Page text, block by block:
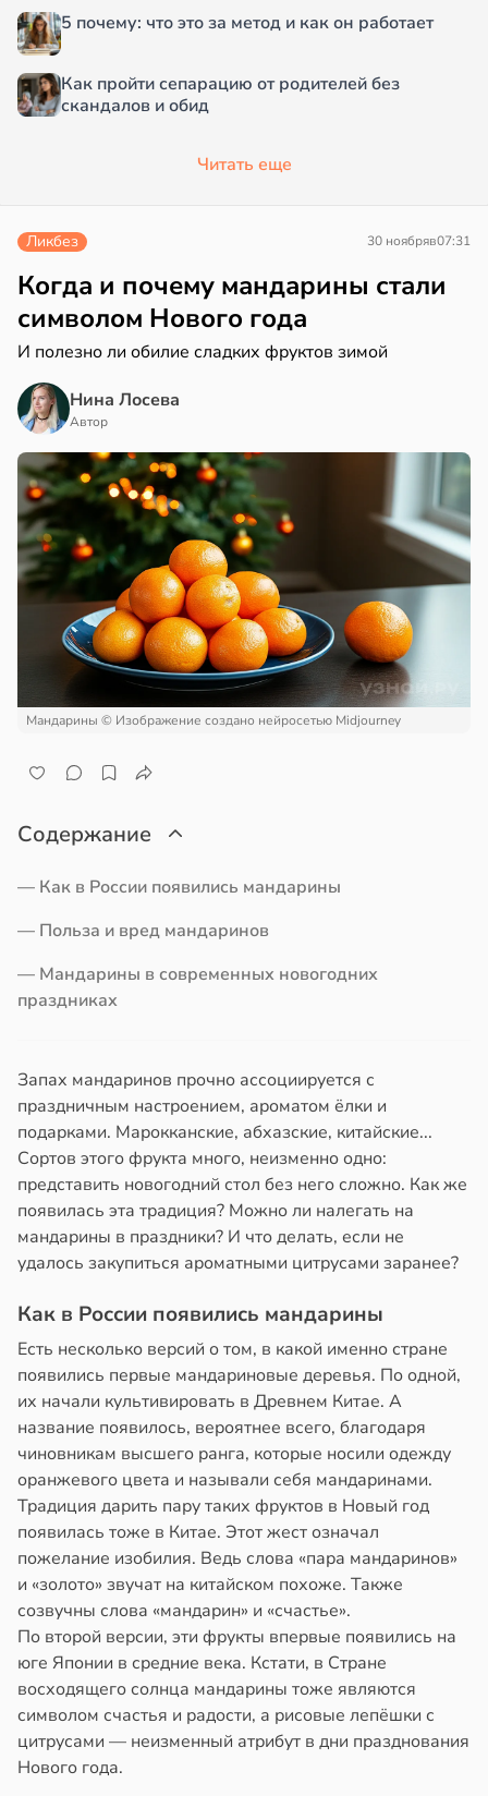
5 почему: что это за метод и как он работает
Как пройти сепарацию от родителей без
скандалов и обид
Читать еще
Ликбез 30 ноябряв07:31
Когда и почему мандарины стали
символом Нового года
И полезно ли обилие сладких фруктов зимой
Нина Лосева
Автор
Мандарины © Изображение создано нейросетью Midjourney
Содержание
— Как в России появились мандарины
— Польза и вред мандаринов
— Мандарины в современных новогодних
праздниках
Запах мандаринов прочно ассоциируется с
праздничным настроением, ароматом ёлки и
подарками. Марокканские, абхазские, китайские...
Сортов этого фрукта много, неизменно одно:
представить новогодний стол без него сложно. Как же
появилась эта традиция? Можно ли налегать на
мандарины в праздники? И что делать, если не
удалось закупиться ароматными цитрусами заранее?
Как в России появились мандарины
Есть несколько версий о том, в какой именно стране
появились первые мандариновые деревья. По одной,
их начали культивировать в Древнем Китае. А
название появилось, вероятнее всего, благодаря
чиновникам высшего ранга, которые носили одежду
оранжевого цвета и называли себя мандаринами.
Традиция дарить пару таких фруктов в Новый год
появилась тоже в Китае. Этот жест означал
пожелание изобилия. Ведь слова «пара мандаринов»
и «золото» звучат на китайском похоже. Также
созвучны слова «мандарин» и «счастье».
По второй версии, эти фрукты впервые появились на
юге Японии в средние века. Кстати, в Стране
восходящего солнца мандарины тоже являются
символом счастья и радости, а рисовые лепёшки с
цитрусами — неизменный атрибут в дни празднования
Нового года.